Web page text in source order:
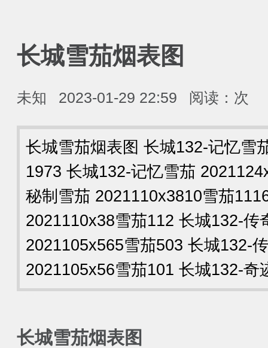
长城雪茄烟表图
未知 2023-01-29 22:59 阅读： 次
长城雪茄烟表图 长城132-记忆雪
1973 长城132-记忆雪茄
秘制雪茄 2021110x3810雪茄
2021110x38雪茄112 长城132-传
2021105x565雪茄503 长城132-
2021105x56雪茄101 长城132-奇
长城雪茄烟表图